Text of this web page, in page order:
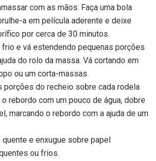
com as mãos. Faça uma bola
a em película aderente e deixe
por cerca de 30 minutos.
frio e vá estendendo pequenas porções
do rolo da massa. Vá cortando em
ou um corta-massas.
porções do recheio sobre cada rodela
rebordo com um pouco de água, dobre
marcando o rebordo com a ajuda de um
e enxugue sobre papel
ou frios.